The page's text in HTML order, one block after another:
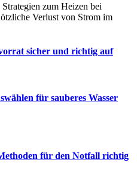
zum Heizen bei
Verlust von Strom im
sicher und richtig auf
für sauberes Wasser
für den Notfall richtig